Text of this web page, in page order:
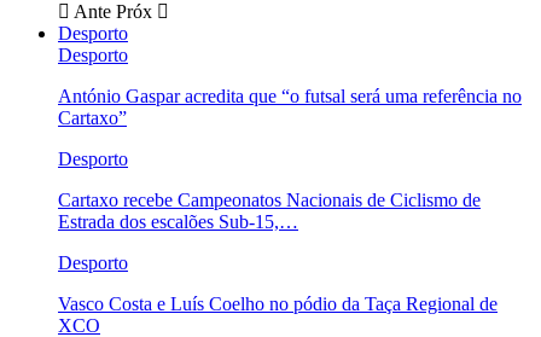
Ante Próx
Desporto
Desporto
António Gaspar acredita que “o futsal será uma referência no
Cartaxo”
Desporto
Cartaxo recebe Campeonatos Nacionais de Ciclismo de
Estrada dos escalões Sub-15,…
Desporto
Vasco Costa e Luís Coelho no pódio da Taça Regional de
XCO